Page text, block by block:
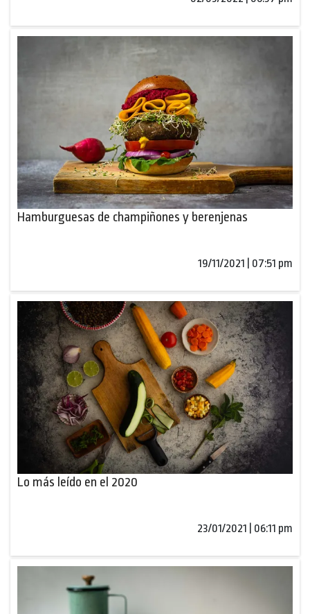
Hamburguesas de champiñones y berenjenas
19/11/2021 | 07:51 pm
Lo más leído en el 2020
23/01/2021 | 06:11 pm